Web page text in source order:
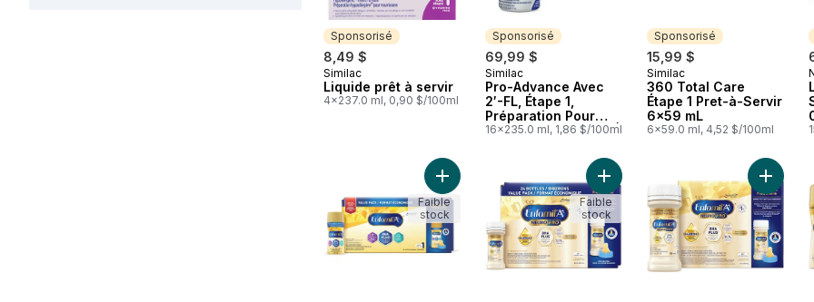
Sponsorisé
8,49 $
Sponsorisé
Similac
Liquide prêt à servir
4x237.0 ml, 0,90 $/100ml
Sponsorisé
69,99 $
Sponsorisé
Similac
Pro-Advance Avec
2′-FL, Étape 1,
Préparation Pour
Nourrissons, Facile À
Prêt À Servir, 16 x
16x235.0 ml, 1,86 $/100ml
Sponsorisé
15,99 $
Sponsorisé
Similac
360 Total Care
Étape 1 Pret-à-Servir
6x59 mL
6x59.0 ml, 4,52 $/100ml
Ajouter Bouteilles de lait, caise au panier
Faible
stock
Ajouter Formule pour bébé A+
Faible
stock
Ajouter